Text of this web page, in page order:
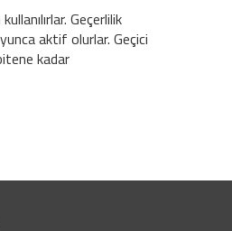
Geçerlilik
aktif olurlar. Geçici
kadar